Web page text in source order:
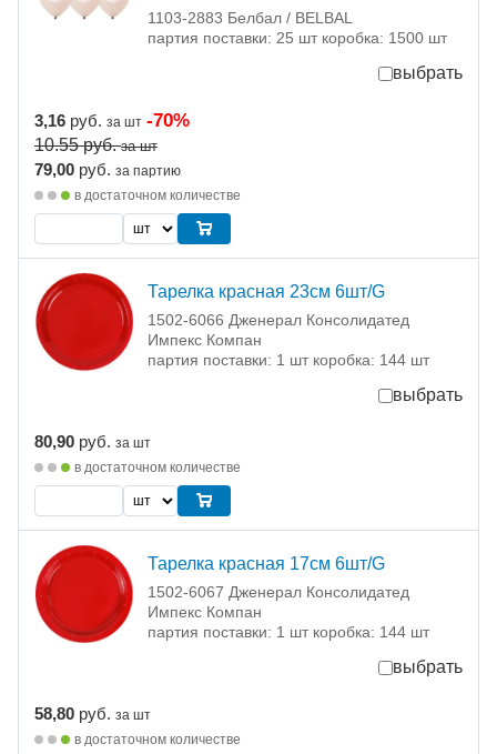
1103-2883 Белбал / BELBAL
партия поставки: 25 шт коробка: 1500 шт
выбрать
3,16 руб. за шт -70%
10.55руб. за шт
79,00 руб. за партию
в достаточном количестве
Тарелка красная 23см 6шт/G
1502-6066 Дженерал Консолидатед
Импекс Компан
партия поставки: 1 шт коробка: 144 шт
выбрать
80,90 руб. за шт
в достаточном количестве
Тарелка красная 17см 6шт/G
1502-6067 Дженерал Консолидатед
Импекс Компан
партия поставки: 1 шт коробка: 144 шт
выбрать
58,80 руб. за шт
в достаточном количестве